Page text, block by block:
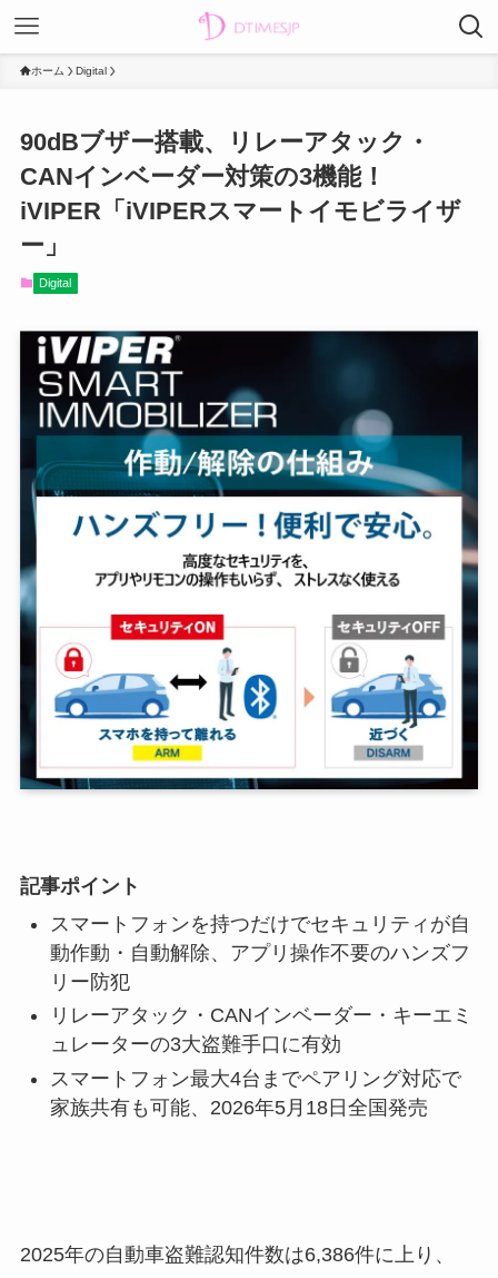
ホーム Digital
90dBブザー搭載、リレーアタック・
CANインベーダー対策の3機能！
iVIPER「iVIPERスマートイモビライザ
ー」
Digital
記事ポイント
スマートフォンを持つだけでセキュリティが自
動作動・自動解除、アプリ操作不要のハンズフ
リー防犯
リレーアタック・CANインベーダー・キーエミ
ュレーターの3大盗難手口に有効
スマートフォン最大4台までペアリング対応で
家族共有も可能、2026年5月18日全国発売
2025年の自動車盗難認知件数は6,386件に上り、